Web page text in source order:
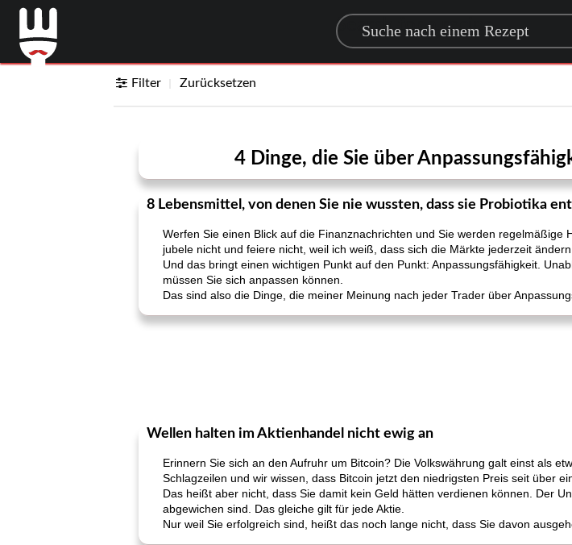
Search for a recipe
Filter Zurücksetzen
4 Dinge, die Sie über
8 Lebensmittel, von denen Sie nie wussten, dass sie Probiotika
Werfen Sie einen Blick auf die Finanznachrichten und Sie werden
jubele nicht und feiere nicht, weil ich weiß, dass sich die Märkte jederzeit ändern
Und das bringt einen wichtigen Punkt auf den Punkt: Anpassungsfähigkeit.
müssen Sie sich anpassen können.
Das sind also die Dinge, die meiner Meinung nach jeder Trader über
Wellen halten im Aktienhandel nicht ewig an
Erinnern Sie sich an den Aufruhr um Bitcoin? Die Volkswährung galt einst als
Schlagzeilen und wir wissen, dass Bitcoin jetzt den niedrigsten Preis seit über
Das heißt aber nicht, dass Sie damit kein Geld hätten verdienen können. Der
abgewichen sind. Das gleiche gilt für jede Aktie.
Nur weil Sie erfolgreich sind, heißt das noch lange nicht, dass Sie davon